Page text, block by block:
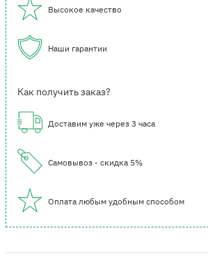
Высокое качество
Наши гарантии
Как получить заказ?
Доставим уже через 3 часа
Самовывоз - скидка 5%
Оплата любым удобным способом